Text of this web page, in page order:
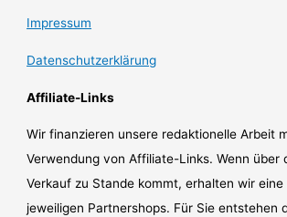
Impressum
Datenschutzerklärung
Affiliate-Links
Wir finanzieren unsere redaktionelle Arbeit
Verwendung von Affiliate-Links. Wenn über
Verkauf zu Stande kommt, erhalten wir eine
jeweiligen Partnershops. Für Sie entstehen